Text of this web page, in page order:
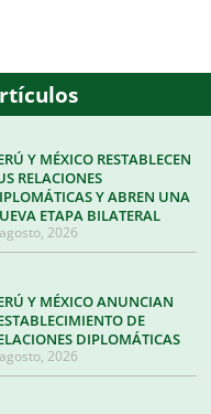
Y MÉXICO RESTABLECEN
RELACIONES
Y ABREN UNA
ETAPA BILATERAL
2026
Y MÉXICO ANUNCIAN
DE
DIPLOMÁTICAS
2026